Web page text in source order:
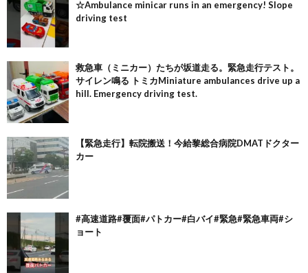
☆Ambulance minicar runs in an emergency! Slope
driving test
救急車（ミニカー）たちが坂道走る。緊急走行テスト。
サイレン鳴る トミカMiniature ambulances drive up a
hill. Emergency driving test.
【緊急走行】転院搬送！今給黎総合病院DMATドクター
カー
#高速道路#覆面#パトカー#白バイ#緊急#緊急車両#シ
ョート